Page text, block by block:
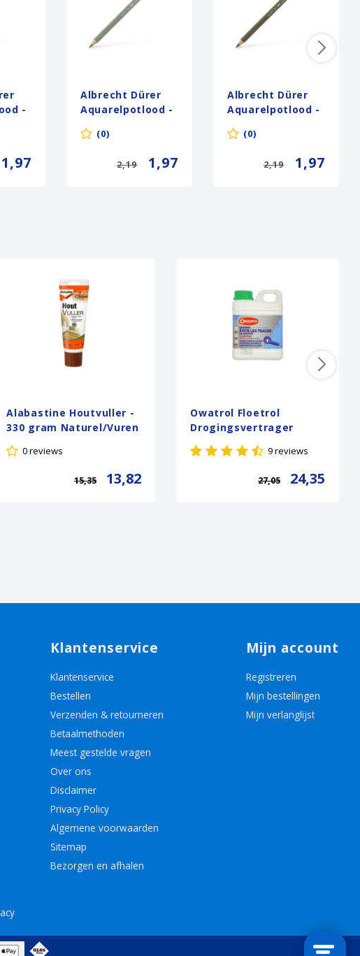
-
1,97
Albrecht Dürer
Aquarelpotlood -
172 aardegroen
(0)
2,19 1,97
Albrecht Dürer
Aquarelpotlood -
173
olijfgroen/geel
(0)
2,19 1,97
Alabastine Houtvuller -
330 gram Naturel/Vuren
0 reviews
15,35 13,82
Owatrol Floetrol
Drogingsvertrager
9 reviews
27,05 24,35
Klantenservice
Klantenservice
Bestellen
Verzenden & retourneren
Betaalmethoden
Meest gestelde vragen
Over ons
Disclaimer
Privacy Policy
Algemene voorwaarden
Sitemap
Bezorgen en afhalen
Mijn account
Registreren
Mijn bestellingen
Mijn verlanglijst